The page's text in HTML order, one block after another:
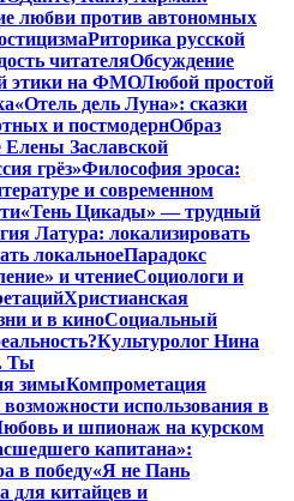
любви против автономных
Риторика русской
читателяОбсуждение
этики на ФМОЛюбой простой
«Отель дель Луна»: сказки
и постмодернОбраз
Елены Заславской
грёз»Философия эроса:
и современном
«Тень Цикады» — трудный
Латура: локализировать
локальноеПарадокс
и чтениеСоциологи и
Христианская
и в киноСоциальный
Культуролог Нина
Ты
зимыКомпрометация
использования в
и шпионаж на курском
капитана»:
в победу«Я не Пань
для китайцев и